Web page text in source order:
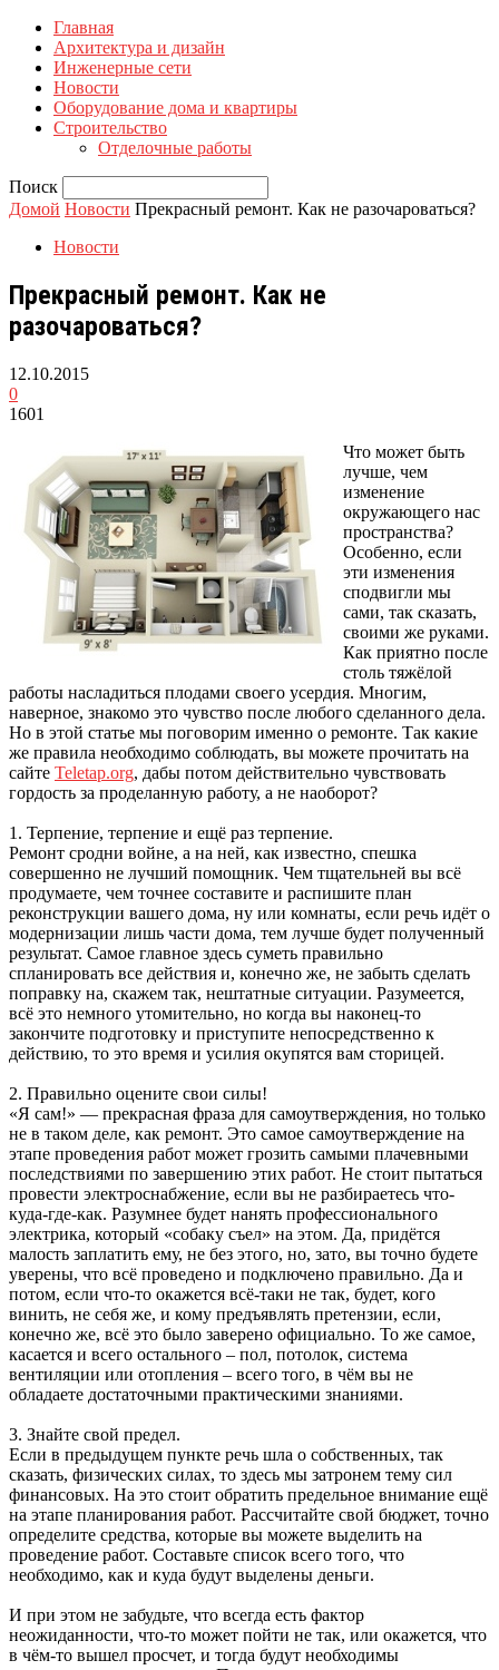
Главная
Архитектура и дизайн
Инженерные сети
Новости
Оборудование дома и квартиры
Строительство
Отделочные работы
Поиск
Домой Новости Прекрасный ремонт. Как не разочароваться?
Новости
Прекрасный ремонт. Как не
разочароваться?
12.10.2015
0
1601
Что может быть
лучше, чем
изменение
окружающего нас
пространства?
Особенно, если
эти изменения
сподвигли мы
сами, так сказать,
своими же руками.
Как приятно после
столь тяжёлой
работы насладиться плодами своего усердия. Многим,
наверное, знакомо это чувство после любого сделанного дела.
Но в этой статье мы поговорим именно о ремонте. Так какие
же правила необходимо соблюдать, вы можете прочитать на
сайте Teletap.org, дабы потом действительно чувствовать
гордость за проделанную работу, а не наоборот?
1. Терпение, терпение и ещё раз терпение.
Ремонт сродни войне, а на ней, как известно, спешка
совершенно не лучший помощник. Чем тщательней вы всё
продумаете, чем точнее составите и распишите план
реконструкции вашего дома, ну или комнаты, если речь идёт о
модернизации лишь части дома, тем лучше будет полученный
результат. Самое главное здесь суметь правильно
спланировать все действия и, конечно же, не забыть сделать
поправку на, скажем так, нештатные ситуации. Разумеется,
всё это немного утомительно, но когда вы наконец-то
закончите подготовку и приступите непосредственно к
действию, то это время и усилия окупятся вам сторицей.
2. Правильно оцените свои силы!
«Я сам!» — прекрасная фраза для самоутверждения, но только
не в таком деле, как ремонт. Это самое самоутверждение на
этапе проведения работ может грозить самыми плачевными
последствиями по завершению этих работ. Не стоит пытаться
провести электроснабжение, если вы не разбираетесь что-
куда-где-как. Разумнее будет нанять профессионального
электрика, который «собаку съел» на этом. Да, придётся
малость заплатить ему, не без этого, но, зато, вы точно будете
уверены, что всё проведено и подключено правильно. Да и
потом, если что-то окажется всё-таки не так, будет, кого
винить, не себя же, и кому предъявлять претензии, если,
конечно же, всё это было заверено официально. То же самое,
касается и всего остального – пол, потолок, система
вентиляции или отопления – всего того, в чём вы не
обладаете достаточными практическими знаниями.
3. Знайте свой предел.
Если в предыдущем пункте речь шла о собственных, так
сказать, физических силах, то здесь мы затронем тему сил
финансовых. На это стоит обратить предельное внимание ещё
на этапе планирования работ. Рассчитайте свой бюджет, точно
определите средства, которые вы можете выделить на
проведение работ. Составьте список всего того, что
необходимо, как и куда будут выделены деньги.
И при этом не забудьте, что всегда есть фактор
неожиданности, что-то может пойти не так, или окажется, что
в чём-то вышел просчет, и тогда будут необходимы